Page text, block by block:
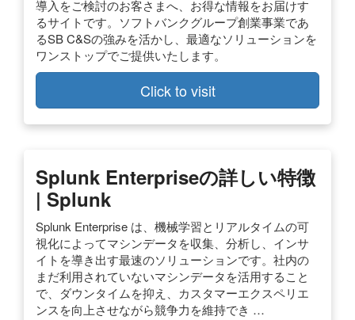
導入をご検討のお客さまへ、お得な情報をお届けす
るサイトです。ソフトバンクグループ創業事業であ
るSB C&Sの強みを活かし、最適なソリューションを
ワンストップでご提供いたします。
Click to visit
Splunk Enterpriseの詳しい特徴
| Splunk
Splunk Enterprise は、機械学習とリアルタイムの可
視化によってマシンデータを収集、分析し、インサ
イトを導き出す最速のソリューションです。社内の
まだ利用されていないマシンデータを活用すること
で、ダウンタイムを抑え、カスタマーエクスペリエ
ンスを向上させながら競争力を維持でき …